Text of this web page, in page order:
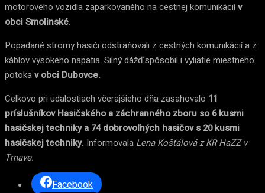
motorového vozidla zaparkovaného na cestnej komunikáciív
obci Smolinské.
Popadané stromy hasiči odstraňovali z cestných komunikácií a z
káblov vysokého napätia. Silný dážď spôsobil i vyliatie miestneho
potokav obci Dubovce.
Celkovo pri udalostiach včerajšieho dňa zasahovalo 11
príslušníkov Hasičského a záchranného zboru so 6 kusmi
hasičskej techniky a 74 dobrovoľných hasičov s 20 kusmi
hasičskej techniky. Informovala Lena Košťálová z KR HaZZ v
Trnave.
Facebook